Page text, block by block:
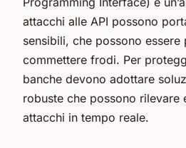
attacchi alle API possono
sensibili, che possono
commettere frodi. Per
banche devono adottare
robuste che possono rilevare
attacchi in tempo reale.